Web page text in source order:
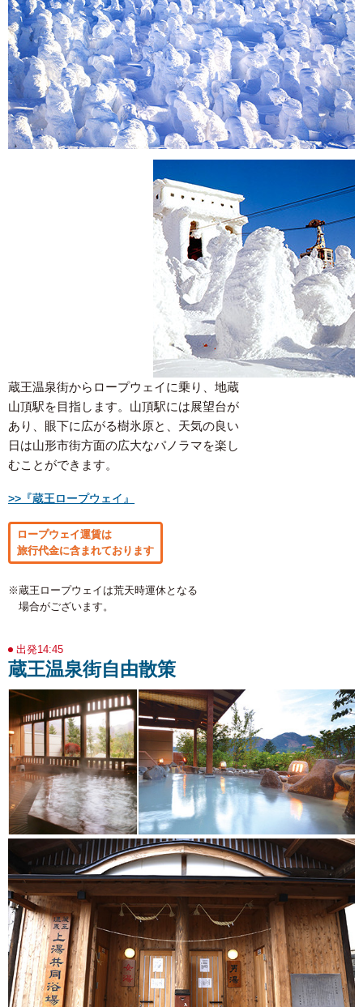
蔵王温泉街からロープウェイに乗り、地蔵
山頂駅を目指します。山頂駅には展望台が
あり、眼下に広がる樹氷原と、天気の良い
日は山形市街方面の広大なパノラマを楽し
むことができます。
>>『蔵王ロープウェイ』
ロープウェイ運賃は
旅行代金に含まれております
※蔵王ロープウェイは荒天時運休となる
場合がございます。
出発14:45
蔵王温泉街自由散策